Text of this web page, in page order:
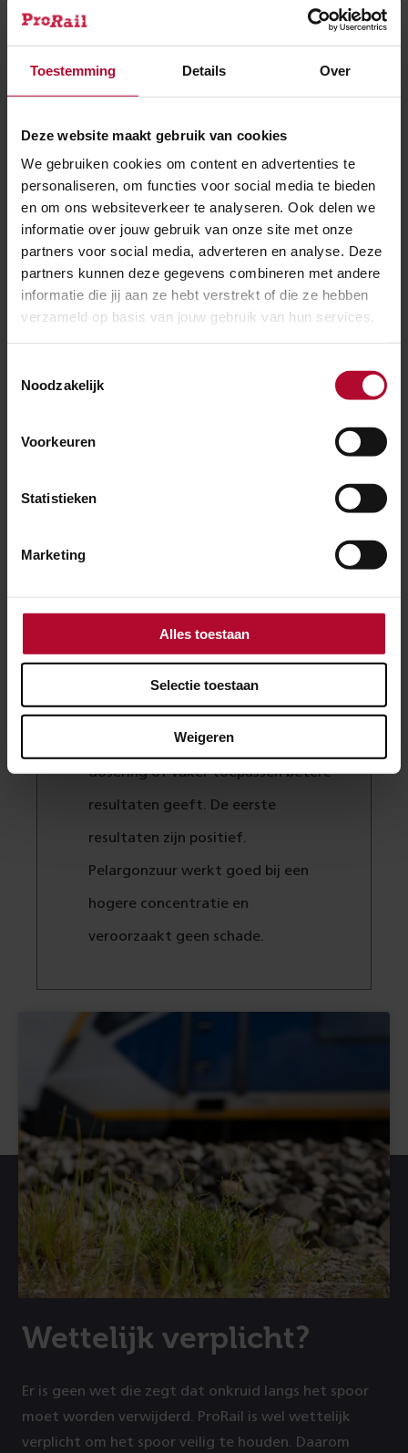
Toestemming Details Over
Deze website maakt gebruik van cookies
We gebruiken cookies om content en advertenties te
personaliseren, om functies voor social media te bieden
en om ons websiteverkeer te analyseren. Ook delen we
informatie over jouw gebruik van onze site met onze
partners voor social media, adverteren en analyse. Deze
partners kunnen deze gegevens combineren met andere
informatie die jij aan ze hebt verstrekt of die ze hebben
verzameld op basis van jouw gebruik van hun services.
Noodzakelijk
Voorkeuren
Statistieken
Marketing
Alles toestaan
Selectie toestaan
Weigeren
waarbij elektriciteit door planten
wordt geleid. Het apparaat
in een langdurige bestrijding van
onkruid.
Pelargonzuur
Pelargonzuur is een natuurlijk
vetzuur van plantaardige
oorsprong. Het wordt opgelost in
water en bevat geen toevoegingen.
milieu. ProRail onderzoekt of
bodemonderzoek om te
gevolgen heeft voor het milieu.
Ook onderzoeken we of een andere
dosering of vaker toepassen betere
resultaten geeft. De eerste
resultaten zijn positief.
Pelargonzuur werkt goed bij een
hogere concentratie en
veroorzaakt geen schade.
Wettelijk verplicht?
Er is geen wet die zegt dat onkruid langs het spoor
moet worden verwijderd. ProRail is wel wettelijk
verplicht om het spoor veilig te houden. Daarom